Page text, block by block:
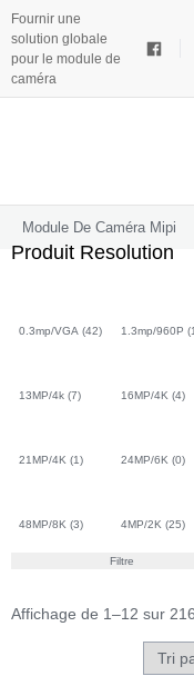
Fournir une
solution globale
pour le module de
caméra
Module De Caméra Mipi
Produit Resolution
0.3mp/VGA (42) 1.3mp/960P
13MP/4k (7) 16MP/4K (4)
21MP/4K (1) 24MP/6K (0)
48MP/8K (3) 4MP/2K (25)
Filtre
Affichage de 1–12 sur